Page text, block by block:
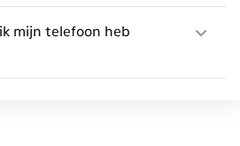
mijn telefoon heb